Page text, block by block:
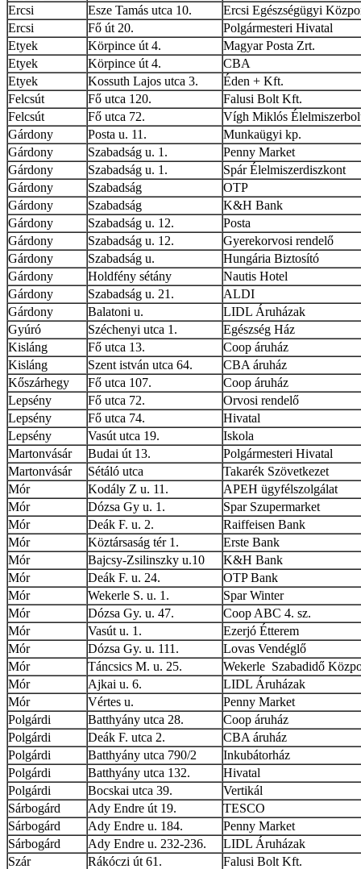
Ercsi
Esze Tamás utca 10.
Ercsi Egészségügyi
Ercsi
Fő út 20.
Polgármesteri Hivatal
Etyek
Körpince út 4.
Magyar Posta Zrt.
Etyek
Körpince út 4.
CBA
Etyek
Kossuth Lajos utca 3.
Éden + Kft.
Felcsút
Fő utca 120.
Falusi Bolt Kft.
Felcsút
Fő utca 72.
Vígh Miklós
Gárdony
Posta u. 11.
Munkaügyi kp.
Gárdony
Szabadság u. 1.
Penny Market
Gárdony
Szabadság u. 1.
Spár Élelmiszerdiszkont
Gárdony
Szabadság
OTP
Gárdony
Szabadság
K&H Bank
Gárdony
Szabadság u. 12.
Posta
Gárdony
Szabadság u. 12.
Gyerekorvosi rendelő
Gárdony
Szabadság u.
Hungária Biztosító
Gárdony
Holdfény sétány
Nautis Hotel
Gárdony
Szabadság u. 21.
ALDI
Gárdony
Balatoni u.
LIDL Áruházak
Gyúró
Széchenyi utca 1.
Egészség Ház
Kisláng
Fő utca 13.
Coop áruház
Kisláng
Szent istván utca 64.
CBA áruház
Kőszárhegy
Fő utca 107.
Coop áruház
Lepsény
Fő utca 72.
Orvosi rendelő
Lepsény
Fő utca 74.
Hivatal
Lepsény
Vasút utca 19.
Iskola
Martonvásár
Budai út 13.
Polgármesteri Hivatal
Martonvásár
Sétáló utca
Takarék Szövetkezet
Mór
Kodály Z u. 11.
APEH ügyfélszolgálat
Mór
Dózsa Gy u. 1.
Spar Szupermarket
Mór
Deák F. u. 2.
Raiffeisen Bank
Mór
Köztársaság tér 1.
Erste Bank
Mór
Bajcsy-Zsilinszky u.10
K&H Bank
Mór
Deák F. u. 24.
OTP Bank
Mór
Wekerle S. u. 1.
Spar Winter
Mór
Dózsa Gy. u. 47.
Coop ABC 4. sz.
Mór
Vasút u. 1.
Ezerjó Étterem
Mór
Dózsa Gy. u. 111.
Lovas Vendéglő
Mór
Táncsics M. u. 25.
Wekerle Szabadidő
Mór
Ajkai u. 6.
LIDL Áruházak
Mór
Vértes u.
Penny Market
Polgárdi
Batthyány utca 28.
Coop áruház
Polgárdi
Deák F. utca 2.
CBA áruház
Polgárdi
Batthyány utca 790/2
Inkubátorház
Polgárdi
Batthyány utca 132.
Hivatal
Polgárdi
Bocskai utca 39.
Vertikál
Sárbogárd
Ady Endre út 19.
TESCO
Sárbogárd
Ady Endre u. 184.
Penny Market
Sárbogárd
Ady Endre u. 232-236.
LIDL Áruházak
Szár
Rákóczi út 61.
Falusi Bolt Kft.